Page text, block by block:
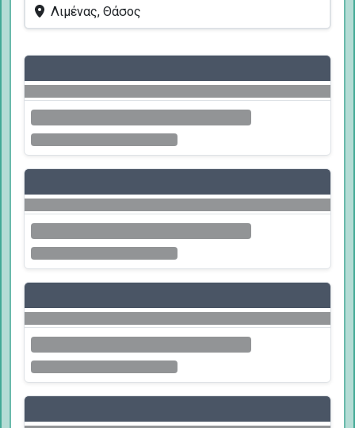
Λιμένας, Θάσος